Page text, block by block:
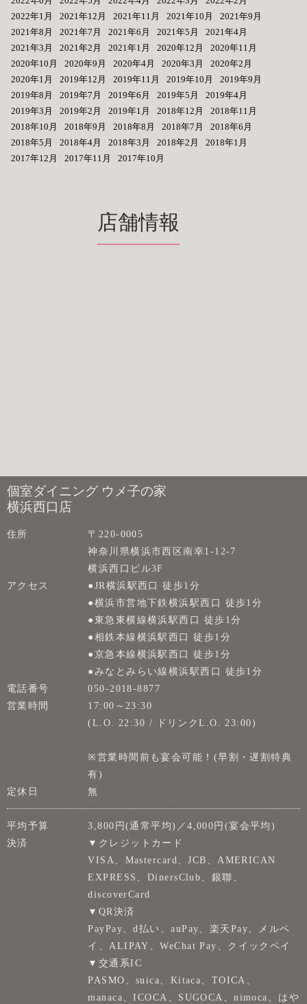
2022年1月
2021年12月 2021年11月 2021年10月
2021年9月
2021年8月
2021年7月 2021年6月 2021年5月
2021年4月
2021年3月
2021年2月 2021年1月 2020年12月
2020年11月
2020年10月
2020年9月 2020年4月 2020年3月
2020年2月
2020年1月
2019年12月 2019年11月 2019年10月
2019年9月
2019年8月
2019年7月 2019年6月 2019年5月
2019年4月
2019年3月
2019年2月 2019年1月 2018年12月
2018年11月
2018年10月
2018年9月 2018年8月 2018年7月
2018年6月
2018年5月
2018年4月 2018年3月 2018年2月
2018年1月
2017年12月
2017年11月 2017年10月
店舗情報
個室ダイニング ウメ子の家
横浜西口店
住所
〒220-0005
神奈川県横浜市西区南幸1-12-7
横浜西口ビル3F
アクセス
●JR横浜駅西口 徒歩1分
●横浜市営地下鉄横浜駅西口 徒歩1分
●東急東横線横浜駅西口 徒歩1分
●相鉄本線横浜駅西口 徒歩1分
●京急本線横浜駅西口 徒歩1分
●みなとみらい線横浜駅西口 徒歩1分
電話番号
050-2018-8877
営業時間
17:00～23:30
(L.O. 22:30 / ドリンクL.O. 23:00)
※営業時間前も宴会可能！(早割・遅割特典
有)
定休日
無
平均予算
3,800円(通常平均)／4,000円(宴会平均)
決済
▼クレジットカード
VISA、Mastercard、JCB、AMERICAN
EXPRESS、DinersClub、銀聯、
discoverCard
▼QR決済
PayPay、d払い、auPay、楽天Pay、メルペ
イ、ALIPAY、WeChat Pay、クイックペイ
▼交通系IC
PASMO、suica、Kitaca、TOICA、
manaca、ICOCA、SUGOCA、nimoca、はや